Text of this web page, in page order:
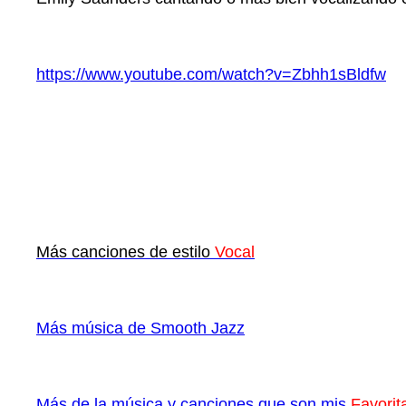
https://www.youtube.com/watch?v=Zbhh1sBldfw
Más canciones de estilo Vocal
Más música de Smooth Jazz